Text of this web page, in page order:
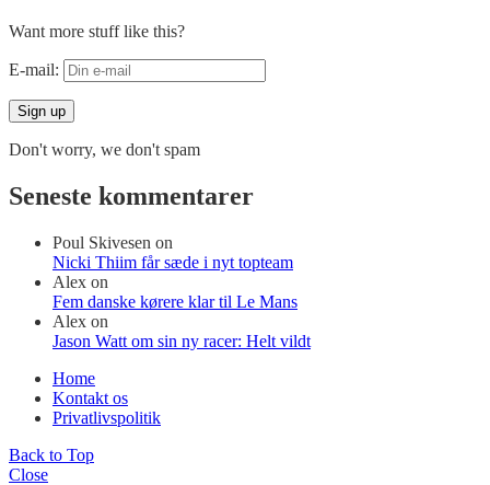
Want more stuff like this?
E-mail:
Don't worry, we don't spam
Seneste kommentarer
Poul Skivesen on
Nicki Thiim får sæde i nyt topteam
Alex on
Fem danske kørere klar til Le Mans
Alex on
Jason Watt om sin ny racer: Helt vildt
Home
Kontakt os
Privatlivspolitik
Back to Top
Close